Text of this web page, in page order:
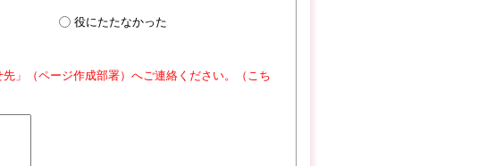
役にたたなかった
」（ページ作成部署）へご連絡ください。（こち